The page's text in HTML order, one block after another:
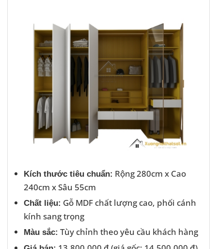
Kích thước tiêu chuẩn: Rộng 280cm x Cao
240cm x Sâu 55cm
Chất liệu: Gỗ MDF chất lượng cao, phối cánh
kính sang trọng
Màu sắc: Tùy chỉnh theo yêu cầu khách hàng